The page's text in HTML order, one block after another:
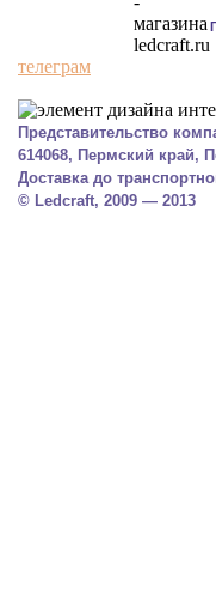
телеграм
Представительство
614068, Пермский край,
Доставка до
© Ledcraft, 2009 — 2013